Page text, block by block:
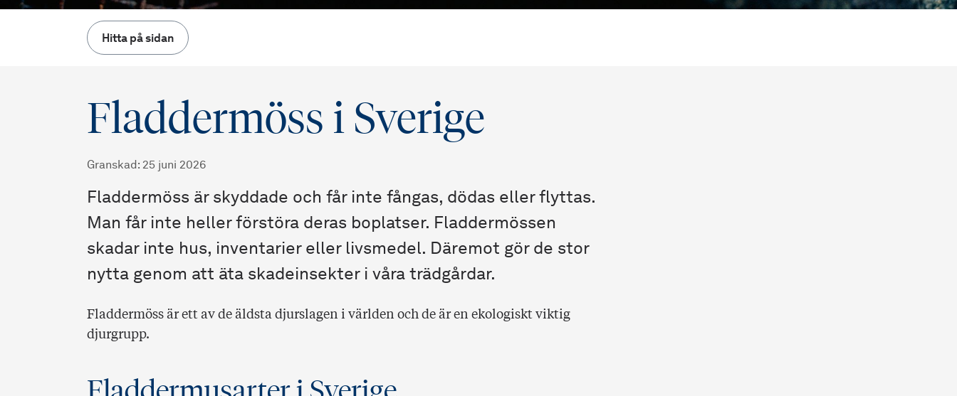
Hitta på sidan
Fladdermöss i Sverige
Granskad : 25 juni 2026
Fladdermöss är skyddade och får inte fångas, dödas eller flyttas.
Man får inte heller förstöra deras boplatser. Fladdermössen
skadar inte hus, inventarier eller livsmedel. Däremot gör de stor
nytta genom att äta skadeinsekter i våra trädgårdar.
Fladdermöss är ett av de äldsta djurslagen i världen och de är en ekologiskt viktig
djurgrupp.